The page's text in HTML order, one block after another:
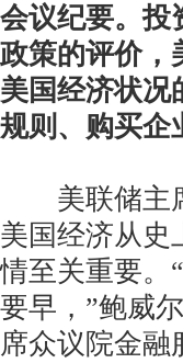
会议纪要。投
政策的评价，
美国经济状况
规则、购买企
美联储主席
美国经济从史
情至关重要。
要早，”鲍威
席众议院金融